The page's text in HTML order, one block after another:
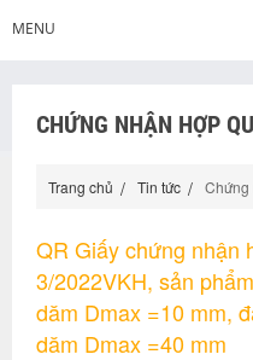
MENU
CHỨNG NHẬN HỢP
Trang chủ Tin tức Chứng
QR Giấy chứng nhận
3/2022VKH, sản
dăm Dmax =10 mm,
dăm Dmax =40 mm